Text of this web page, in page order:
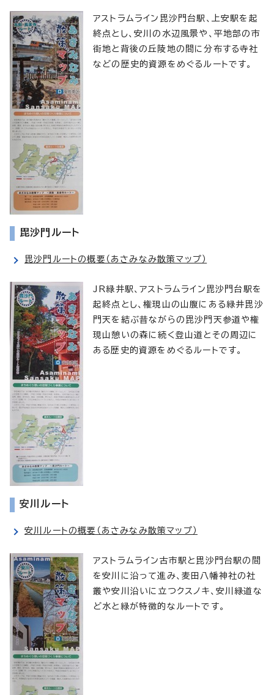
アストラムライン毘沙門台駅、上安駅を起
終点とし、安川の水辺風景や、平地部の市
街地と背後の丘陵地の間に分布する寺社
などの歴史的資源をめぐるルートです。
毘沙門ルート
毘沙門ルートの概要（あさみなみ散策マップ）
JR緑井駅、アストラムライン毘沙門台駅を
起終点とし、権現山の山腹にある緑井毘沙
門天を結ぶ昔ながらの毘沙門天参道や権
現山憩いの森に続く登山道とその周辺に
ある歴史的資源をめぐるルートです。
安川ルート
安川ルートの概要（あさみなみ散策マップ）
アストラムライン古市駅と毘沙門台駅の間
を安川に沿って進み、麦田八幡神社の社
叢や安川沿いに立つクスノキ、安川緑道な
ど水と緑が特徴的なルートです。